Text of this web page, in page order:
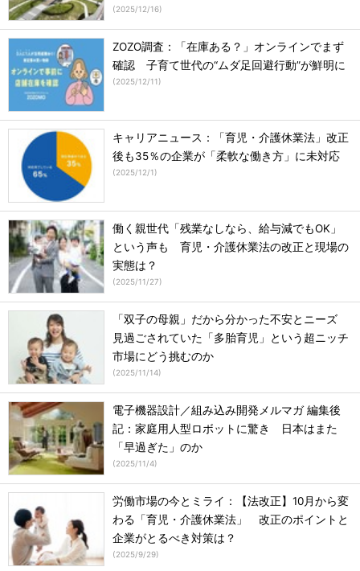
(2025/12/16)
ZOZO調査：「在庫ある？」オンラインでまず
確認 子育て世代の“ムダ足回避行動”が鮮明に
(2025/12/11)
キャリアニュース：「育児・介護休業法」改正
後も35％の企業が「柔軟な働き方」に未対応
(2025/12/1)
働く親世代「残業なしなら、給与減でもOK」
という声も 育児・介護休業法の改正と現場の
実態は？
(2025/11/27)
「双子の母親」だから分かった不安とニーズ
見過ごされていた「多胎育児」という超ニッチ
市場にどう挑むのか
(2025/11/14)
電子機器設計／組み込み開発メルマガ 編集後
記：家庭用人型ロボットに驚き 日本はまた
「早過ぎた」のか
(2025/11/4)
労働市場の今とミライ：【法改正】10月から変
わる「育児・介護休業法」 改正のポイントと
企業がとるべき対策は？
(2025/9/29)